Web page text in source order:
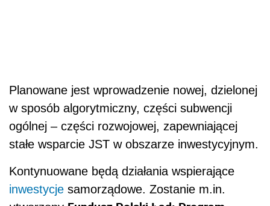
Planowane jest wprowadzenie nowej, dzielonej
w sposób algorytmiczny, części subwencji
ogólnej – części rozwojowej, zapewniającej
stałe wsparcie JST w obszarze inwestycyjnym.
Kontynuowane będą działania wspierające
inwestycje samorządowe. Zostanie m.in.